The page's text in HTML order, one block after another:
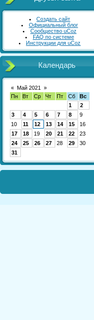
Создать сайт
Официальный блог
Сообщество uCoz
FAQ по системе
Инструкции для uCoz
Календарь
« Май 2021
»
Пн
Вт Ср Чт Пт Сб
Вс
1
2
3
4 5 6 7 8
9
10
11 12 13 14 15
16
17
18 19 20 21 22
23
24
25 26 27 28 29
30
31